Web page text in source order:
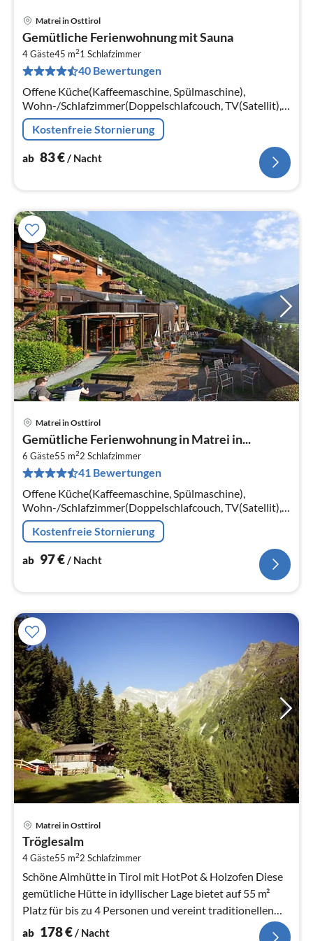
Matrei in Osttirol
Gemütliche Ferienwohnung mit Sauna
4 Gäste45 m21 Schlafzimmer
40 Bewertungen
Offene Küche(Kaffeemaschine, Spülmaschine),
Wohn-/Schlafzimmer(Doppelschlafcouch, TV(Satellit),
Radio), Schlafzimmer(Doppelbett),
Badezimmer(Dusche, Sauna)
Kostenfreie Stornierung
ab 83€/ Nacht
Matrei in Osttirol
Gemütliche Ferienwohnung in Matrei in...
6 Gäste55 m22 Schlafzimmer
41 Bewertungen
Offene Küche(Kaffeemaschine, Spülmaschine),
Wohn-/Schlafzimmer(Doppelschlafcouch, TV(Satellit),
Radio), Schlafzimmer(Doppelbett),
Schlafzimmer(Etagenbett)
Kostenfreie Stornierung
ab 97€/ Nacht
Matrei in Osttirol
Tröglesalm
4 Gäste55 m22 Schlafzimmer
Schöne Almhütte in Tirol mit HotPot & Holzofen Diese
gemütliche Hütte in idyllischer Lage bietet auf 55 m²
Platz für bis zu 4 Personen und vereint traditionellen
Hüttencharme mit ...
ab 178€/ Nacht